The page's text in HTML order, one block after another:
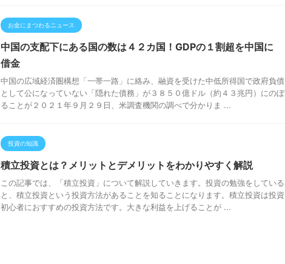
お金にまつわるニュース
中国の支配下にある国の数は４２カ国！GDPの１割超を中国に
借金
中国の広域経済圏構想「一帯一路」に絡み、融資を受けた中低所得国で政府負債
として公になっていない「隠れた債務」が３８５０億ドル（約４３兆円）にのぼ
ることが２０２１年９月２９日、米調査機関の調べで分かりま ...
投資の知識
積立投資とは？メリットとデメリットをわかりやすく解説
この記事では、「積立投資」について解説していきます。投資の勉強をしている
と、積立投資という投資方法があることを知ることになります。積立投資は投資
初心者におすすめの投資方法です。大きな利益を上げることが ...